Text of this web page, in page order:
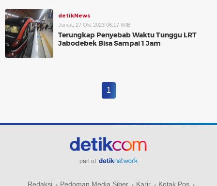
detikNews
Jumat, 27 Okt 2023 06:17 WIB
Terungkap Penyebab Waktu Tunggu LRT
Jabodebek Bisa Sampai 1 Jam
1
part of
Redaksi Pedoman Media Siber Karir Kotak Pos